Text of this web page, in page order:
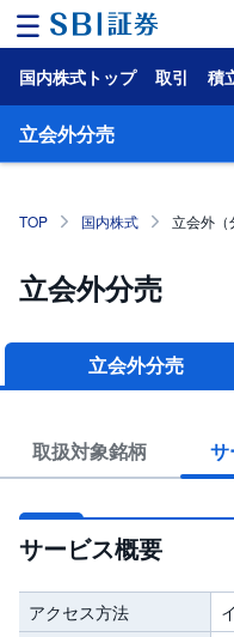
ー
ム
ケ
ッ
NISA
株
外
国
式
資
信
託
国内株式トップ 取引 積
立会外分売
TOP 国内株式 立会外（
立会外分売
立会外分売
取扱対象銘柄 サ
サービス概要
アクセス方法